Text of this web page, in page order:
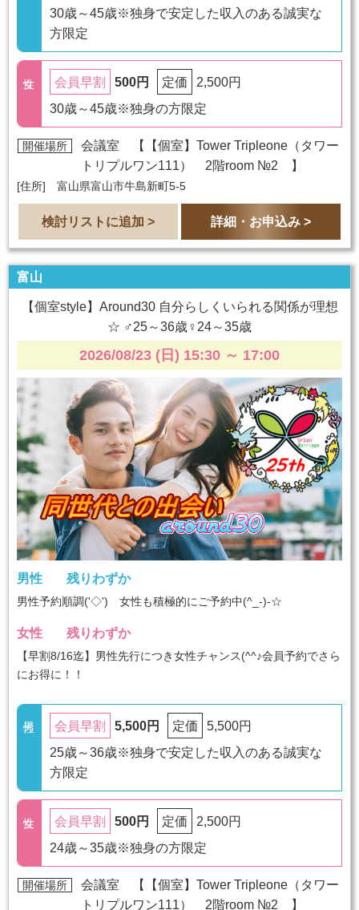
30歳～45歳※独身で安定した収入のある誠実な
方限定
会員早割 500円 定価
2,500円
30歳～45歳※独身の方限定
開催場所 会議室 【
【個室】Tower Tripleone（タワー
トリプルワン111） 2階room №2
】
[住所] 富山県富山市牛島新町5-5
検討リストに追加 > 詳細・お申込み >
富山
【個室style】Around30 自分らしくいられる関係が理想
☆ ♂25～36歳♀24～35歳
2026/08/23 (日) 15:30 ～ 17:00
男性 残りわずか
男性予約順調('◇')ゞ女性も積極的にご予約中(^_-)-☆
女性 残りわずか
【早割8/16迄】男性先行につき女性チャンス(^^♪会員予約でさら
にお得に！！
会員早割 5,500円 定価
5,500円
25歳～36歳※独身で安定した収入のある誠実な
方限定
会員早割 500円 定価
2,500円
24歳～35歳※独身の方限定
開催場所 会議室 【
【個室】Tower Tripleone（タワー
トリプルワン111） 2階room №2
】